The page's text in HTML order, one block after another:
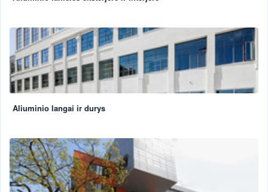
Aliuminio langai ir durys